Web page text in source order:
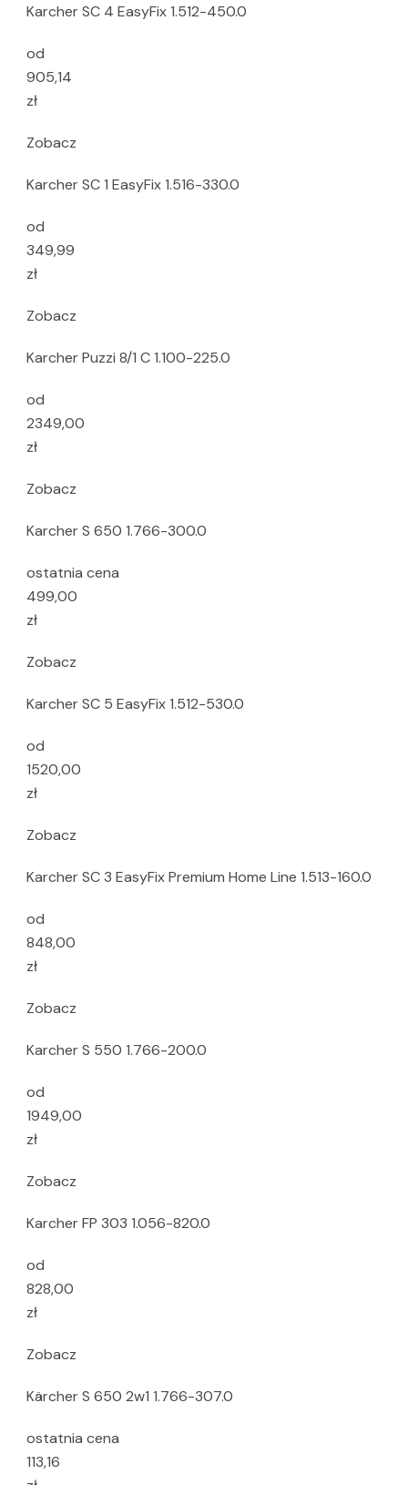
Karcher SC 4 EasyFix 1.512-450.0
od
905,14
zł
Zobacz
Karcher SC 1 EasyFix 1.516-330.0
od
349,99
zł
Zobacz
Karcher Puzzi 8/1 C 1.100-225.0
od
2349,00
zł
Zobacz
Karcher S 650 1.766-300.0
ostatnia cena
499,00
zł
Zobacz
Karcher SC 5 EasyFix 1.512-530.0
od
1520,00
zł
Zobacz
Karcher SC 3 EasyFix Premium Home Line 1.513-160.0
od
848,00
zł
Zobacz
Karcher S 550 1.766-200.0
od
1949,00
zł
Zobacz
Karcher FP 303 1.056-820.0
od
828,00
zł
Zobacz
Kärcher S 650 2w1 1.766-307.0
ostatnia cena
113,16